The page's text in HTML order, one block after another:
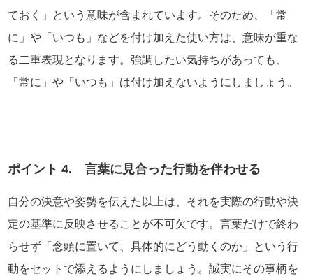
ておく」という意味が含まれています。そのため、「常
に」や「いつも」などを付け加えた使い方は、意味が重な
る二重表現となります。強調したい気持ちがあっても、
「常に」や「いつも」は付け加えないようにしましょう。
ポイント 4. 言葉に見合った行動を伴わせる
自分の決意や姿勢を伝えた以上は、それを実際の行動や決
定の基準に反映させることが不可欠です。言葉だけで終わ
らせず「念頭に置いて、具体的にどう動くのか」という行
動をセットで添えるようにしましょう。誠実にその事柄を